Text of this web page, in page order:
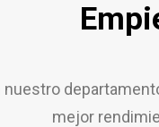
mejor